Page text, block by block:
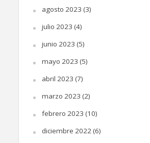
agosto 2023 (3)
julio 2023 (4)
junio 2023 (5)
mayo 2023 (5)
abril 2023 (7)
marzo 2023 (2)
febrero 2023 (10)
diciembre 2022(6)